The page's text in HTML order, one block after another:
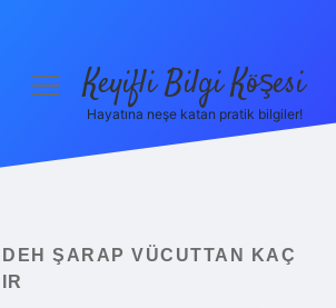
menüyüKeyifli Bilgi Köşesi
Hayatına neşe katan pratik bilgiler!
ŞARAP VÜCUTTAN KAÇ